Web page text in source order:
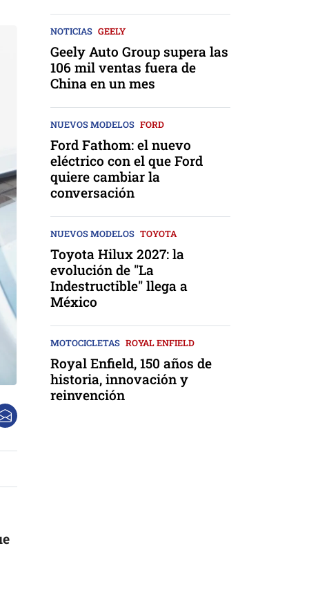
NOTICIAS GEELY
Geely Auto Group supera las
106 mil ventas fuera de
China en un mes
NUEVOS MODELOS FORD
Ford Fathom: el nuevo
eléctrico con el que Ford
quiere cambiar la
conversación
NUEVOS MODELOS TOYOTA
Toyota Hilux 2027: la
evolución de "La
Indestructible" llega a
México
MOTOCICLETAS ROYAL ENFIELD
Royal Enfield, 150 años de
historia, innovación y
reinvención